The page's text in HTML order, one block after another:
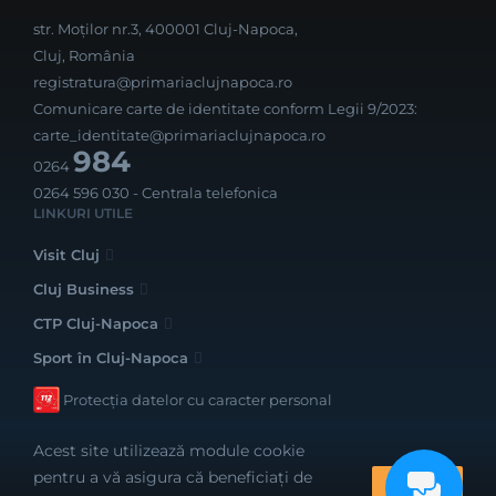
str. Moților nr.3, 400001 Cluj-Napoca,
Cluj, România
registratura@primariaclujnapoca.ro
Comunicare carte de identitate conform Legii 9/2023:
carte_identitate@primariaclujnapoca.ro
0264984
0264 596 030 - Centrala telefonica
LINKURI UTILE
Visit Cluj
Cluj Business
CTP Cluj-Napoca
Sport în Cluj-Napoca
Protecția datelor cu caracter personal
Acest site utilizează module cookie
pentru a vă asigura că beneficiați de
OK